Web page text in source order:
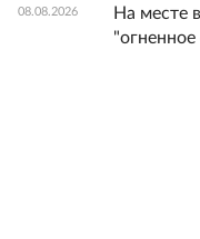
08.08.2026
На месте